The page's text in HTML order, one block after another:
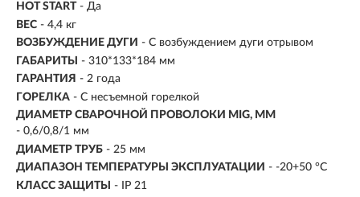
HOT START - Да
ВЕС - 4,4 кг
ВОЗБУЖДЕНИЕ ДУГИ - С возбуждением дуги отрывом
ГАБАРИТЫ
- 310*133*184 мм
ГАРАНТИЯ - 2 года
ГОРЕЛКА - С несъемной горелкой
ДИАМЕТР СВАРОЧНОЙ ПРОВОЛОКИ MIG, ММ
- 0,6/0,8/1 мм
ДИАМЕТР ТРУБ - 25 мм
ДИАПАЗОН ТЕМПЕРАТУРЫ ЭКСПЛУАТАЦИИ - -20+50 °С
КЛАСС ЗАЩИТЫ
- IP 21